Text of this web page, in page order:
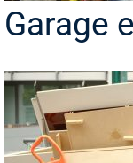
Garage